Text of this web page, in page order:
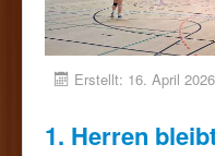
Erstellt: 16. April 2026
1. Herren